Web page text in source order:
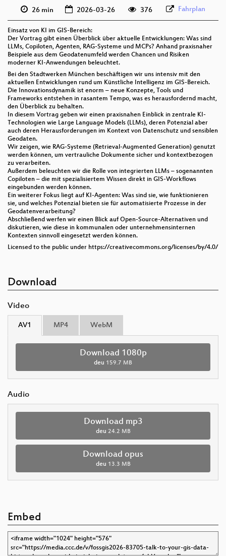
26 min 2026-03-26 376 Fahrplan
Einsatz von KI im GIS-Bereich:
Der Vortrag gibt einen Überblick über aktuelle Entwicklungen: Was sind
LLMs, Copiloten, Agenten, RAG-Systeme und MCPs? Anhand praxisnaher
Beispiele aus dem Geodatenumfeld werden Chancen und Risiken
moderner KI-Anwendungen beleuchtet.
Bei den Stadtwerken München beschäftigen wir uns intensiv mit den
aktuellen Entwicklungen rund um Künstliche Intelligenz im GIS-Bereich.
Die Innovationsdynamik ist enorm – neue Konzepte, Tools und
Frameworks entstehen in rasantem Tempo, was es herausfordernd macht,
den Überblick zu behalten.
In diesem Vortrag geben wir einen praxisnahen Einblick in zentrale KI-
Technologien wie Large Language Models (LLMs), deren Potenzial aber
auch deren Herausforderungen im Kontext von Datenschutz und sensiblen
Geodaten.
Wir zeigen, wie RAG-Systeme (Retrieval-Augmented Generation) genutzt
werden können, um vertrauliche Dokumente sicher und kontextbezogen
zu verarbeiten.
Außerdem beleuchten wir die Rolle von integrierten LLMs – sogenannten
Copiloten – die mit spezialisiertem Wissen direkt in GIS-Workflows
eingebunden werden können.
Ein weiterer Fokus liegt auf KI-Agenten: Was sind sie, wie funktionieren
sie, und welches Potenzial bieten sie für automatisierte Prozesse in der
Geodatenverarbeitung?
Abschließend werfen wir einen Blick auf Open-Source-Alternativen und
diskutieren, wie diese in kommunalen oder unternehmensinternen
Kontexten sinnvoll eingesetzt werden können.
Licensed to the public under https://creativecommons.org/licenses/by/4.0/
Download
Video
AV1 MP4 WebM
Download 1080p
deu 159.7 MB
Audio
Download mp3
deu 24.2 MB
Download opus
deu 13.3 MB
Embed